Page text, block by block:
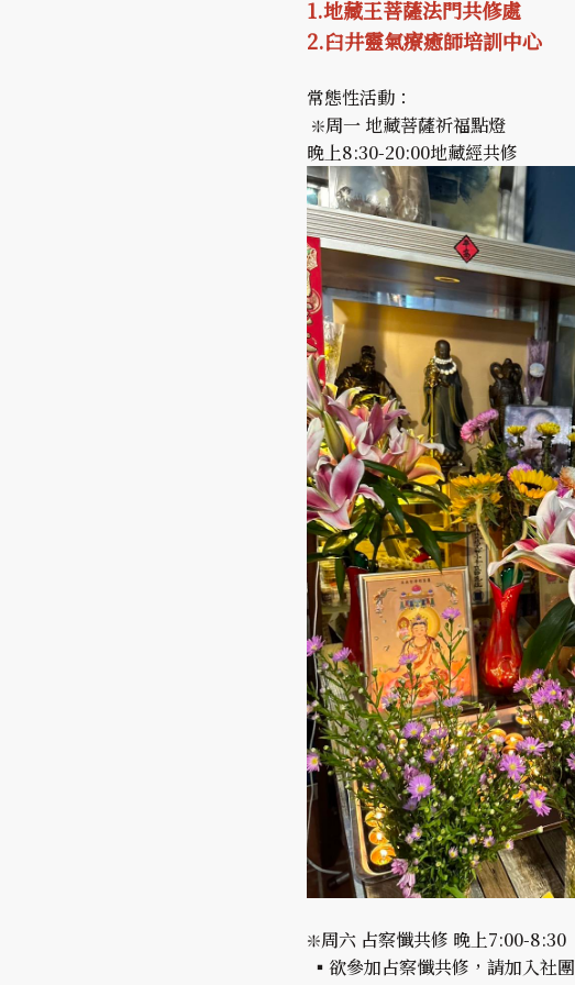
1.地藏王菩薩法門共修處
2.臼井靈氣療癒師培訓中心
常態性活動：
❇️周一 地藏菩薩祈福點燈
晚上8:30-20:00地藏經共修
❇️周六 占察懺共修 晚上7:00-8:30
▪️欲參加占察懺共修，請加入社團